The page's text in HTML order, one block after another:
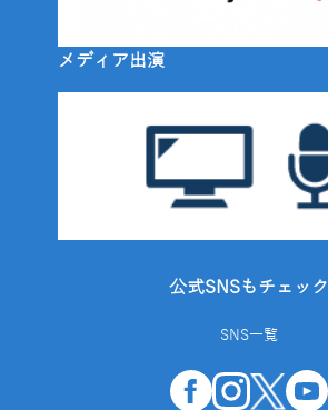
メディア出演
公式SNSもチェック
SNS一覧